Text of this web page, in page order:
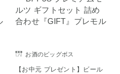
お酒のビッグボス
【お中元 プレゼント】ビール